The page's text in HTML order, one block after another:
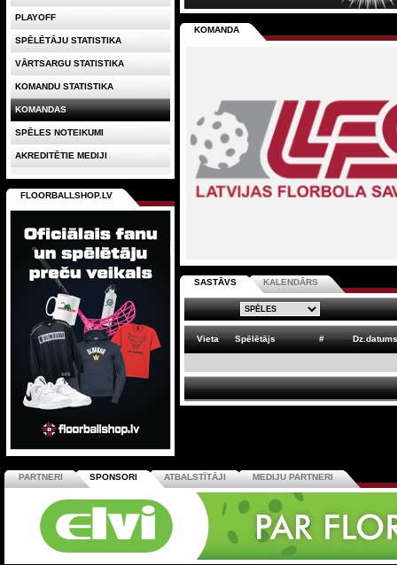
KOMANDA
SASTĀVS KALENDĀRS
Vieta Spēlētājs # Dz.datums
PLAYOFF
SPĒLĒTĀJU STATISTIKA
VĀRTSARGU STATISTIKA
KOMANDU STATISTIKA
KOMANDAS
SPĒLES NOTEIKUMI
AKREDITĒTIE MEDIJI
FLOORBALLSHOP.LV
PARTNERI SPONSORI ATBALSTĪTĀJI MEDIJU PARTNERI